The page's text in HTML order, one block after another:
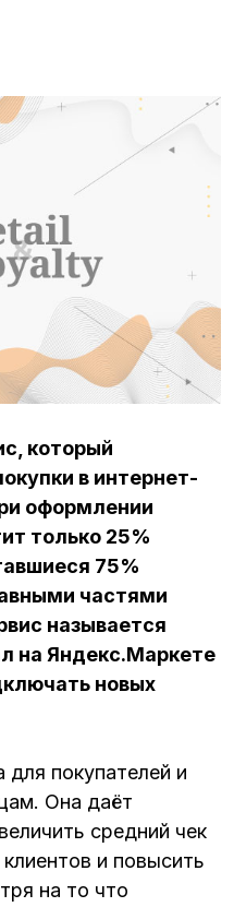
который
в интернет-
оформлении
только 25%
75%
частями
называется
на Яндекс.Маркете
новых
покупателей и
Она даёт
средний чек
и повысить
на то что